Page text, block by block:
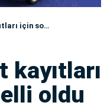
tarih belli oldu
kayıtları
oldu